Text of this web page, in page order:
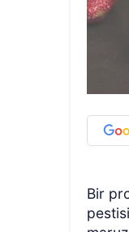
Bir